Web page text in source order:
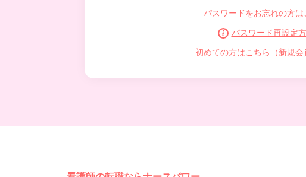
パスワードをお忘れの方は
パスワード再設定
初めての方はこちら（新規会